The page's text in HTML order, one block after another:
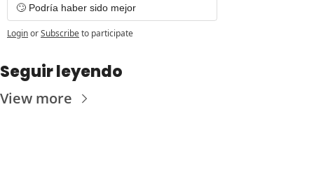
🙄 Podría haber sido mejor
LoginorSubscribeto participate
Seguir leyendo
View more